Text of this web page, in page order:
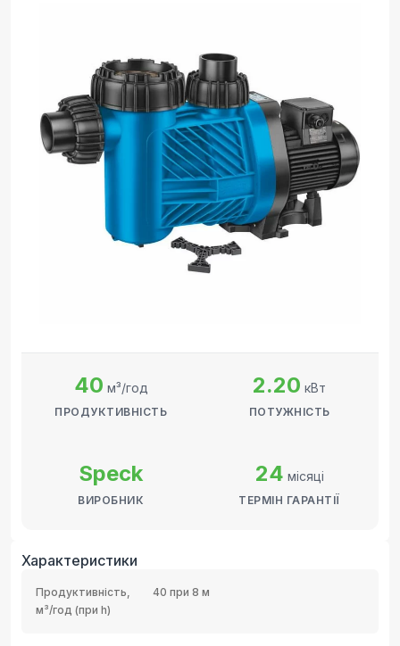
40 м³/год
ПРОДУКТИВНІСТЬ
2.20 кВт
ПОТУЖНІСТЬ
Speck
ВИРОБНИК
24 місяці
ТЕРМІН ГАРАНТІЇ
Характеристики
Продуктивність,
м³/год (при h)
40 при 8 м